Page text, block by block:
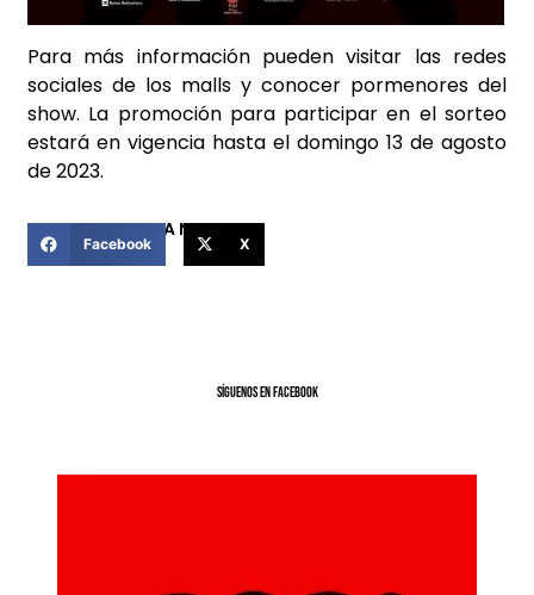
Para más información pueden visitar las redes
sociales de los malls y conocer pormenores del
show. La promoción para participar en el sorteo
estará en vigencia hasta el domingo 13 de agosto
de 2023.
COMPARTIR ESTA NOTICIA
Facebook X
SíGUENOS EN FACEBOOK